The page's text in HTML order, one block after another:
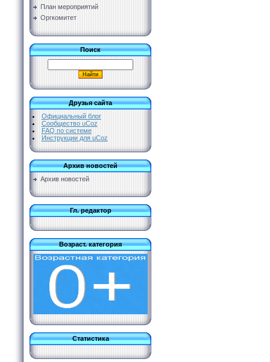
План мероприятий
Оргкомитет
Поиск
Друзья сайта
Официальный блог
Сообщество uCoz
FAQ по системе
Инструкции для uCoz
Архив новостей
Архив новостей
Гл. редактор
Возраст. категория
Статистика